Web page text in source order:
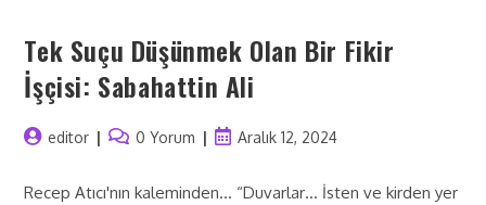
Tek Suçu Düşünmek Olan Bir Fikir
İşçisi: Sabahattin Ali
editor 0 Yorum Aralık 12, 2024
Recep Atıcı'nın kaleminden... “Duvarlar… İsten ve kirden yer